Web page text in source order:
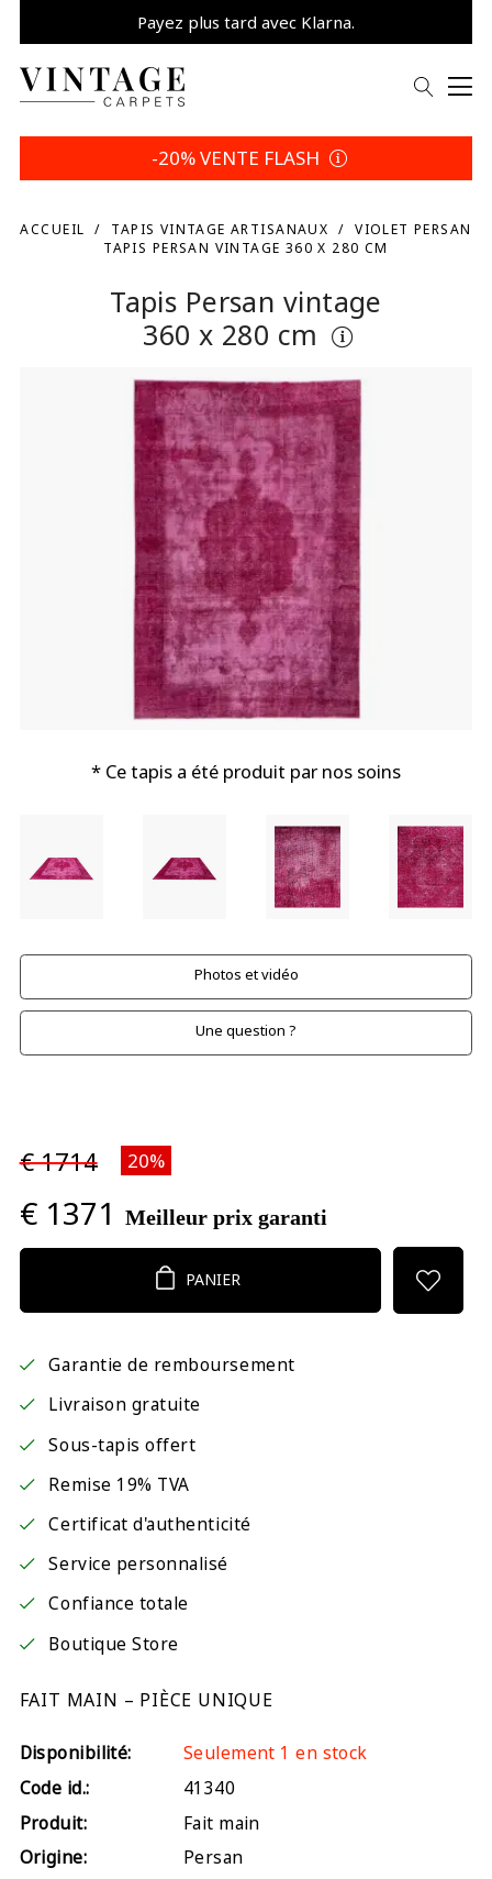
Promo -5% | Votre choix
Payez plus tard avec Klarna.
-20% VENTE FLASH
ACCUEIL TAPIS VINTAGE ARTISANAUX
VIOLET PERSAN
TAPIS PERSAN VINTAGE 360 X 280 CM
Tapis Persan vintage
360 x 280 cm
* Ce tapis a été produit par nos soins
Photos et vidéo
Une question ?
€ 1714 20%
€ 1371 Meilleur prix garanti
PANIER
Garantie de remboursement
Livraison gratuite
Sous-tapis offert
Remise 19% TVA
Certificat d'authenticité
Service personnalisé
Confiance totale
Boutique Store
FAIT MAIN – PIÈCE UNIQUE
Disponibilité:
Seulement 1 en stock
Code id.:
41340
Produit:
Fait main
Origine:
Persan